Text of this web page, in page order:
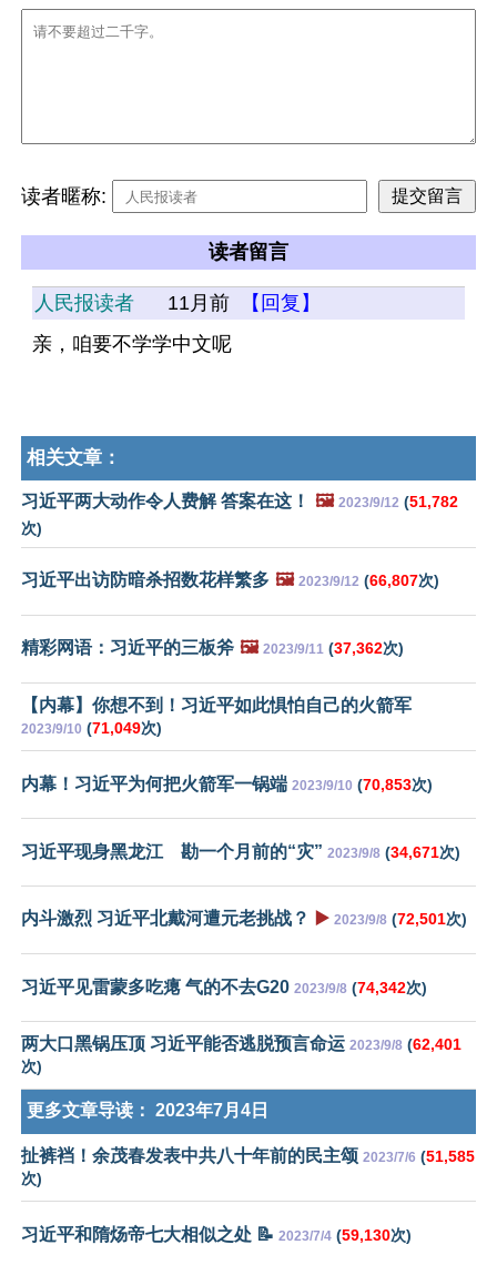
读者暱称:
读者留言
人民报读者 11月前
【回复】
亲，咱要不学学中文呢
相关文章：
习近平两大动作令人费解 答案在这！ 🖼️ 2023/9/12 (51,782
次)
习近平出访防暗杀招数花样繁多 🖼️ 2023/9/12 (66,807次)
精彩网语：习近平的三板斧 🖼️ 2023/9/11 (37,362次)
【内幕】你想不到！习近平如此惧怕自己的火箭军
2023/9/10 (71,049次)
内幕！习近平为何把火箭军一锅端 2023/9/10 (70,853次)
习近平现身黑龙江 勘一个月前的“灾” 2023/9/8 (34,671次)
内斗激烈 习近平北戴河遭元老挑战？ ▶️ 2023/9/8 (72,501次)
习近平见雷蒙多吃瘪 气的不去G20 2023/9/8 (74,342次)
两大口黑锅压顶 习近平能否逃脱预言命运 2023/9/8 (62,401
次)
更多文章导读： 2023年7月4日
扯裤裆！余茂春发表中共八十年前的民主颂 2023/7/6 (51,585
次)
习近平和隋炀帝七大相似之处 📝 2023/7/4 (59,130次)